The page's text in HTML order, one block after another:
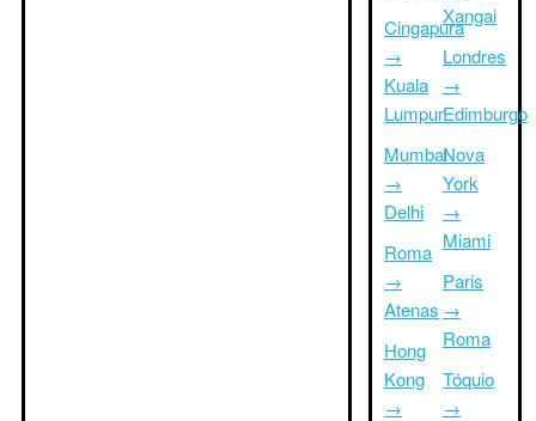
Cingapura
→
Kuala
Lumpur
Mumbai
→
Delhi
Roma
→
Atenas
Hong
Kong
→
Xangai
Londres
→
Edimburgo
Nova
York
→
Miami
Paris
→
Roma
Tóquio
→